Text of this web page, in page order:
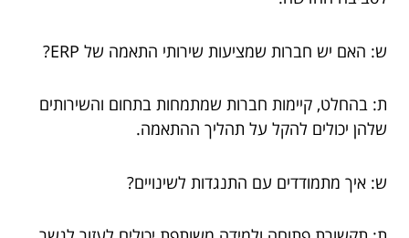
ש: האם יש חברות שמציעות שירותי התאמה של ERP?
ת: בהחלט, קיימות חברות שמתמחות בתחום והשירותים
שלהן יכולים להקל על תהליך ההתאמה.
ש: איך מתמודדים עם התנגדות לשינויים?